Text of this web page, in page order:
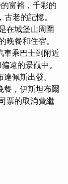
富裕，千彩的
老的記憶。
在城堡山周圍
餐和住宿。
車乘巴士到附近
遠的景觀中。
佩斯出發。
餐，伊斯坦布爾
票的取消費繼